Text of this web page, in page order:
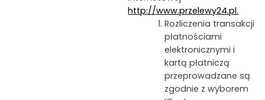
http://www.przelewy24.pl.
Rozliczenia transakcji
płatnościami
elektronicznymi i
kartą płatniczą
przeprowadzane są
zgodnie z wyborem